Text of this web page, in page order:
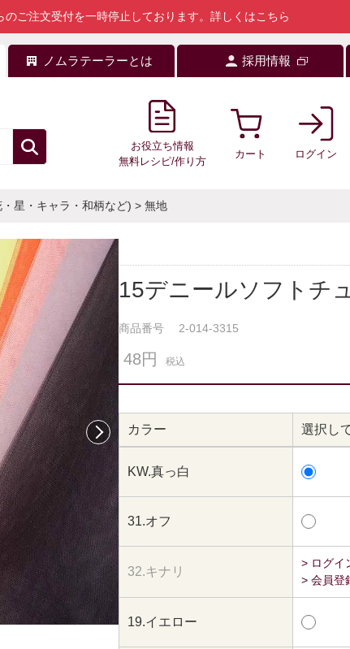
ご注文受付を一時停止しております。 詳しくはこちら
ノムラテーラーとは 採用情報
お役立ち情報
無料レシピ/作り方
カート ログイン
星・キャラ・和柄など) > 無地
次へ
15デニールソフトチ
商品番号 2-014-3315
48円 税込
カラー 選択し
KW.真っ白
31.オフ
32.キナリ
> ログイ
> 会員登
19.イエロー